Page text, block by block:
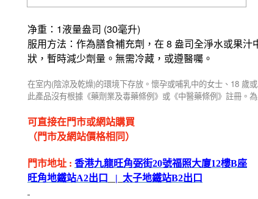
净重： 1 液量盎司 (30毫升)
服用方法：作為膳食補充劑，在 8 盎司全淨水或果汁
狀，暫時減少劑量。無需冷藏，或遵醫囑。
在室内(陰涼及乾燥)的環境下存放。懷孕或哺乳中的女士、 18 歲
此產品沒有根據《藥劑業及毒藥條例》或《中醫藥條例》註冊。
可直接在門市或網站購買
（門市及網站價格相同）
門市地址 : 香港九龍旺角弼街20號福照大廈12樓B座
旺角地鐵站A2出 口 | 太子地鐵站B2出 口